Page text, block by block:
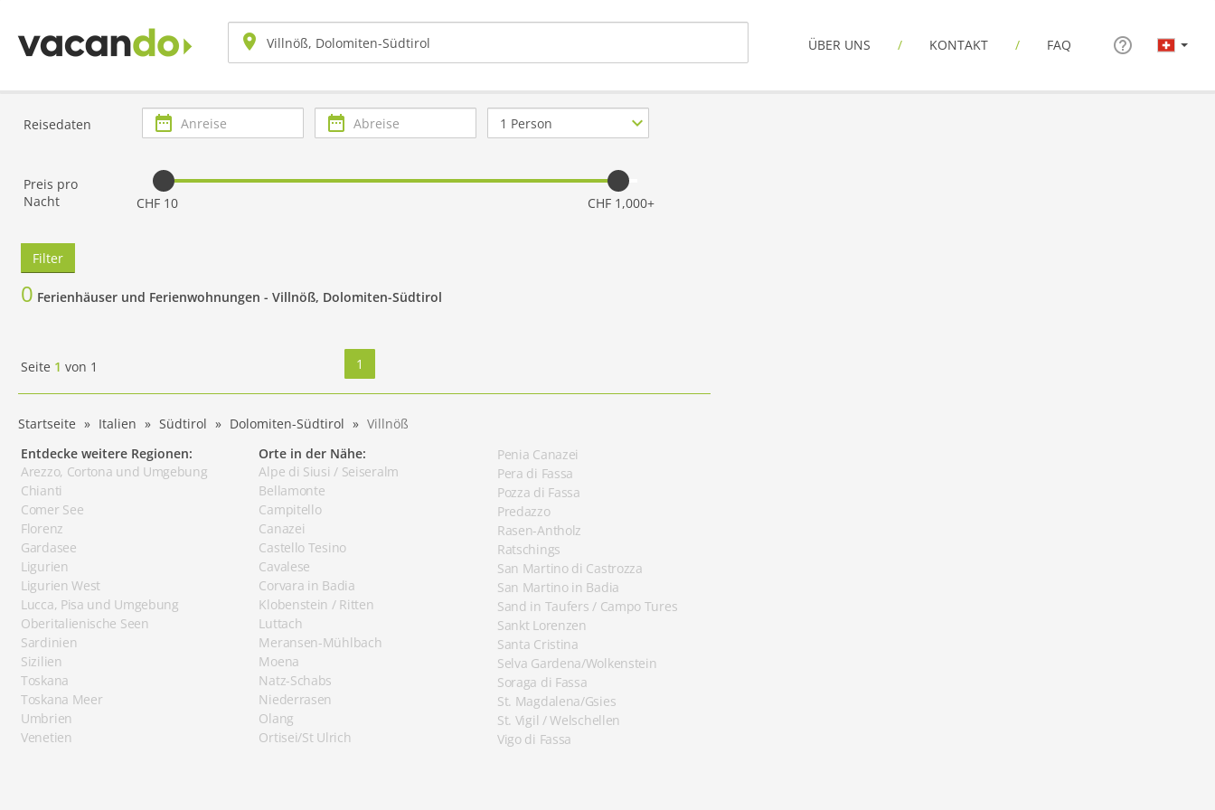
ÜBER UNS KONTAKT FAQ
Reisedaten Anreise Abreise
Anzahl
Personen
Preis pro
Nacht
CHF 10 CHF 1,000+
Filter
0 Ferienhäuser und Ferienwohnungen - Villnöß, Dolomiten-Südtirol
Seite 1 von 1 1
Startseite Italien Südtirol Dolomiten-Südtirol
Villnöß
Entdecke weitere Regionen:
Arezzo, Cortona und Umgebung
Chianti
Comer See
Florenz
Gardasee
Ligurien
Ligurien West
Lucca, Pisa und Umgebung
Oberitalienische Seen
Sardinien
Sizilien
Toskana
Toskana Meer
Umbrien
Venetien
Orte in der Nähe:
Alpe di Siusi / Seiseralm
Bellamonte
Campitello
Canazei
Castello Tesino
Cavalese
Corvara in Badia
Klobenstein / Ritten
Luttach
Meransen-Mühlbach
Moena
Natz-Schabs
Niederrasen
Olang
Ortisei/St Ulrich
Penia Canazei
Pera di Fassa
Pozza di Fassa
Predazzo
Rasen-Antholz
Ratschings
San Martino di Castrozza
San Martino in Badia
Sand in Taufers / Campo Tures
Sankt Lorenzen
Santa Cristina
Selva Gardena/Wolkenstein
Soraga di Fassa
St. Magdalena/Gsies
St. Vigil / Welschellen
Vigo di Fassa